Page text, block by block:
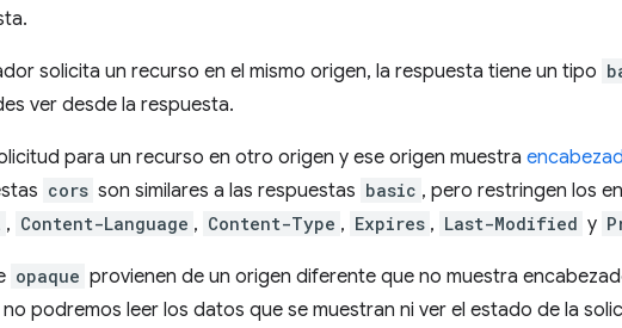
solicita un recurso en el mismo origen, la respuesta tiene un tipo
ver desde la respuesta.
para un recurso en otro origen y ese origen muestra
cors son similares a las respuestas basic , pero restringen los
, Content-Language , Content-Type , Expires , Last-Modified y
opaque provienen de un origen diferente que no muestra
podremos leer los datos que se muestran ni ver el estado de la